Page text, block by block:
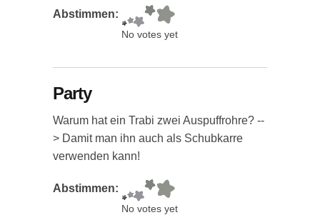
Abstimmen:
No votes yet
Party
Warum hat ein Trabi zwei Auspuffrohre? --
> Damit man ihn auch als Schubkarre
verwenden kann!
Abstimmen:
No votes yet